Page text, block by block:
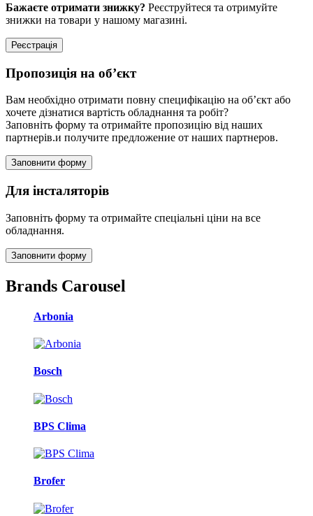
Бажаєте отримати знижку? Реєструйтеся та отримуйте
знижки на товари у нашому магазині.
Реєстрація
Пропозиція на об’єкт
Вам необхідно отримати повну специфікацію на об’єкт або
хочете дізнатися вартість обладнання та робіт?
Заповніть форму та отримайте пропозицію від наших
партнерів.и получите предложение от наших партнеров.
Заповнити форму
Для інсталяторів
Заповніть форму та отримайте спеціальні ціни на все
обладнання.
Заповнити форму
Brands Carousel
Arbonia
Bosch
BPS Clima
Brofer